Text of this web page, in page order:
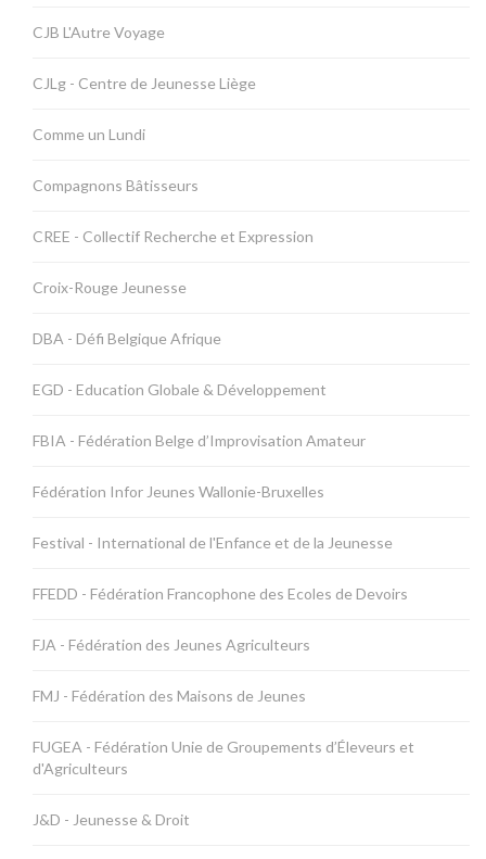
CJB L'Autre Voyage
CJLg - Centre de Jeunesse Liège
Comme un Lundi
Compagnons Bâtisseurs
CREE - Collectif Recherche et Expression
Croix-Rouge Jeunesse
DBA - Défi Belgique Afrique
EGD - Education Globale & Développement
FBIA - Fédération Belge d’Improvisation Amateur
Fédération Infor Jeunes Wallonie-Bruxelles
Festival - International de l'Enfance et de la Jeunesse
FFEDD - Fédération Francophone des Ecoles de Devoirs
FJA - Fédération des Jeunes Agriculteurs
FMJ - Fédération des Maisons de Jeunes
FUGEA - Fédération Unie de Groupements d’Éleveurs et
d'Agriculteurs
J&D - Jeunesse & Droit